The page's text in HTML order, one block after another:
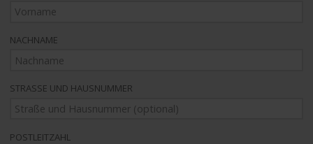
NACHNAME
STRASSE UND HAUSNUMMER
POSTLEITZAHL